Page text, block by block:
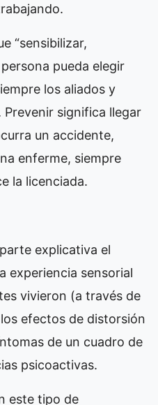
“sensibilizar,
pueda elegir
los aliados y
significa llegar
un accidente,
enferme, siempre
la licenciada.
explicativa el
experiencia sensorial
vivieron (a través de
efectos de distorsión
de un cuadro de
psicoactivas.
este tipo de